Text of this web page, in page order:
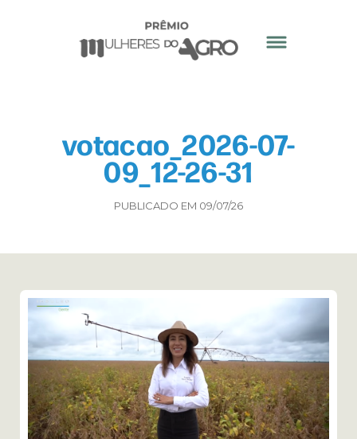
votacao_2026-07-
09_12-26-31
PUBLICADO EM 09/07/26